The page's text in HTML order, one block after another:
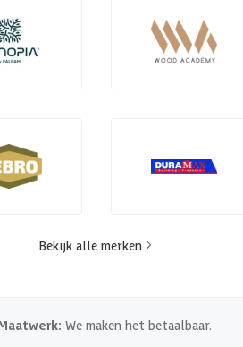
Bekijk alle merken
We maken het betaalbaar.